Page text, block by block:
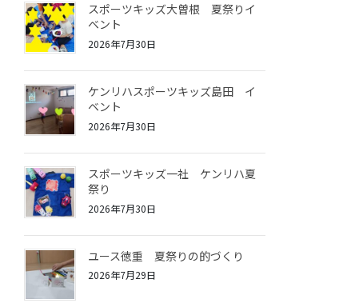
スポーツキッズ大曽根 夏祭りイ
ベント
2026年7月30日
ケンリハスポーツキッズ島田 イ
ベント
2026年7月30日
スポーツキッズ一社 ケンリハ夏
祭り
2026年7月30日
ユース徳重 夏祭りの的づくり
2026年7月29日